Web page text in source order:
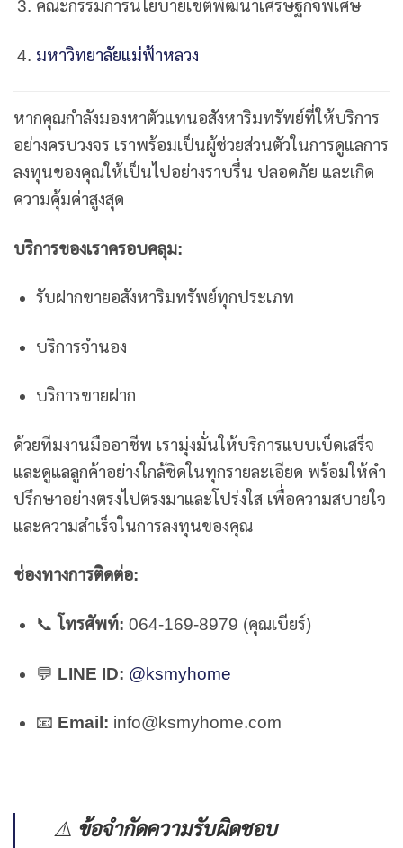
คณะกรรมการนโยบายเขตพัฒนาเศรษฐกิจพิเศษ
มหาวิทยาลัยแม่ฟ้าหลวง
หากคุณกำลังมองหาตัวแทนอสังหาริมทรัพย์ที่ให้บริการ
อย่างครบวงจร เราพร้อมเป็นผู้ช่วยส่วนตัวในการดูแลการ
ลงทุนของคุณให้เป็นไปอย่างราบรื่น ปลอดภัย และเกิด
ความคุ้มค่าสูงสุด
บริการของเราครอบคลุม:
รับฝากขายอสังหาริมทรัพย์ทุกประเภท
บริการจำนอง
บริการขายฝาก
ด้วยทีมงานมืออาชีพ เรามุ่งมั่นให้บริการแบบเบ็ดเสร็จ
และดูแลลูกค้าอย่างใกล้ชิดในทุกรายละเอียด พร้อมให้คำ
ปรึกษาอย่างตรงไปตรงมาและโปร่งใส เพื่อความสบายใจ
และความสำเร็จในการลงทุนของคุณ
ช่องทางการติดต่อ:
📞 โทรศัพท์: 064-169-8979 (คุณเบียร์)
💬 LINE ID: @ksmyhome
📧 Email: info@ksmyhome.com
⚠️ ข้อจำกัดความรับผิดชอบ